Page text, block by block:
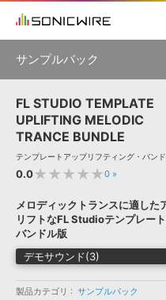
ソフト音源 »
プラグイン・エフェクト »
サンプルパック »
ソフトウェア／ツール »
キャンペーン »
特集 »
ニュースレター »
製品サポート情報 »
DTMガイド »
初音ミク NT 鏡音リン・レン
KAITO V3
VOCALOID
サンプルパックを試そう
ソフト音源 プラグイン
ソフトウェア／ツール
サンプルパック
製品一覧
ジャンル
メーカー
フォーマット
FL STUDIO TEMPLATE
UPLIFTING MELODIC
TRANCE BUNDLE
テンプレートアップリフティング・バン
0.0★★★★★0 »
メロディックトランスに適した
リフトなFL Studioテンプレー
バンドル版
デモサウンド(3)
製品カテゴリ
サンプルパック